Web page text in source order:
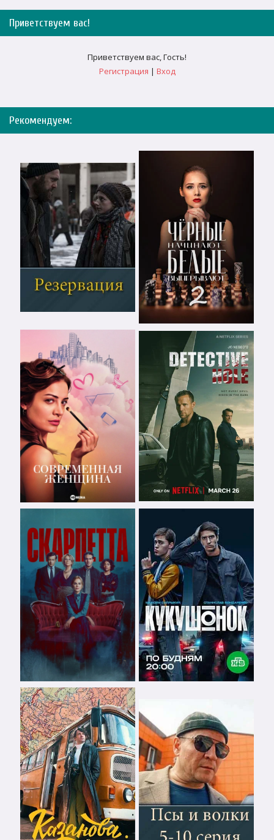
Приветствуем вас!
Приветствуем вас,Гость!
Регистрация | Вход
Рекомендуем: